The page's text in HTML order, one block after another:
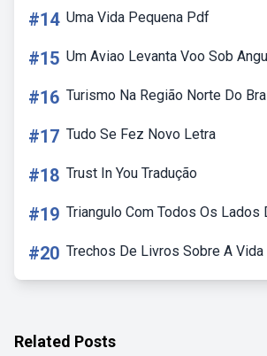
#14 Uma Vida Pequena Pdf
#15 Um Aviao Levanta Voo Sob
#16 Turismo Na Região Norte Do
#17 Tudo Se Fez Novo Letra
#18 Trust In You Tradução
#19 Triangulo Com Todos Os Lados
#20 Trechos De Livros Sobre A Vida
Related Posts